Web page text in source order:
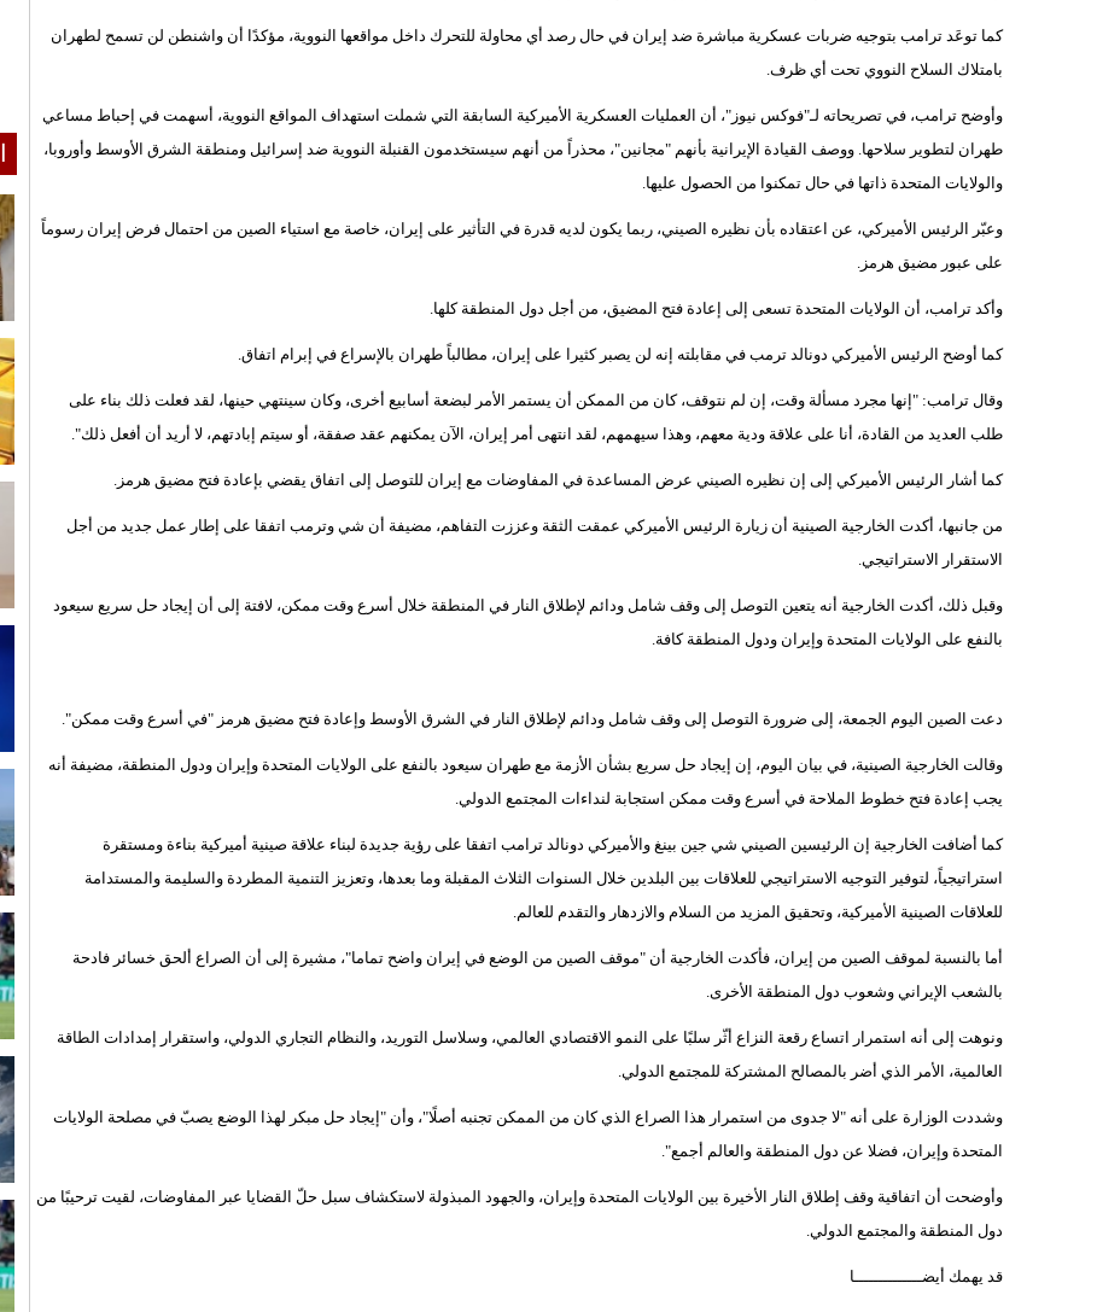
كما توعَد ترامب بتوجيه ضربات عسكرية مباشرة ضد إيران في حال رصد أي محاولة للتحرك داخل مواقعها النووية، مؤكدًا أن واشنطن لن تسمح لطهران
بامتلاك السلاح النووي تحت أي ظرف.
وأوضح ترامب، في تصريحاته لـ"فوكس نيوز"، أن العمليات العسكرية الأميركية السابقة التي شملت استهداف المواقع النووية، أسهمت في إحباط مساعي
طهران لتطوير سلاحها. ووصف القيادة الإيرانية بأنهم "مجانين"، محذراً من أنهم سيستخدمون القنبلة النووية ضد إسرائيل ومنطقة الشرق الأوسط وأوروبا،
والولايات المتحدة ذاتها في حال تمكنوا من الحصول عليها.
وعبّر الرئيس الأميركي، عن اعتقاده بأن نظيره الصيني، ربما يكون لديه قدرة في التأثير على إيران، خاصة مع استياء الصين من احتمال فرض إيران رسوماً
على عبور مضيق هرمز.
وأكد ترامب، أن الولايات المتحدة تسعى إلى إعادة فتح المضيق، من أجل دول المنطقة كلها.
كما أوضح الرئيس الأميركي دونالد ترمب في مقابلته إنه لن يصبر كثيرا على إيران، مطالباً طهران بالإسراع في إبرام اتفاق.
وقال ترامب: "إنها مجرد مسألة وقت، إن لم نتوقف، كان من الممكن أن يستمر الأمر لبضعة أسابيع أخرى، وكان سينتهي حينها، لقد فعلت ذلك بناء على
طلب العديد من القادة، أنا على علاقة ودية معهم، وهذا سيهمهم، لقد انتهى أمر إيران، الآن يمكنهم عقد صفقة، أو سيتم إبادتهم، لا أريد أن أفعل ذلك".
كما أشار الرئيس الأميركي إلى إن نظيره الصيني عرض المساعدة في المفاوضات مع إيران للتوصل إلى اتفاق يقضي بإعادة فتح مضيق هرمز.
من جانبها، أكدت الخارجية الصينية أن زيارة الرئيس الأميركي عمقت الثقة وعززت التفاهم، مضيفة أن شي وترمب اتفقا على إطار عمل جديد من أجل
الاستقرار الاستراتيجي.
وقبل ذلك، أكدت الخارجية أنه يتعين التوصل إلى وقف شامل ودائم لإطلاق النار في المنطقة خلال أسرع وقت ممكن، لافتة إلى أن إيجاد حل سريع سيعود
بالنفع على الولايات المتحدة وإيران ودول المنطقة كافة.
دعت الصين اليوم الجمعة، إلى ضرورة التوصل إلى وقف شامل ودائم لإطلاق النار في الشرق الأوسط وإعادة فتح مضيق هرمز "في أسرع وقت ممكن".
وقالت الخارجية الصينية، في بيان اليوم، إن إيجاد حل سريع بشأن الأزمة مع طهران سيعود بالنفع على الولايات المتحدة وإيران ودول المنطقة، مضيفة أنه
يجب إعادة فتح خطوط الملاحة في أسرع وقت ممكن استجابة لنداءات المجتمع الدولي.
كما أضافت الخارجية إن الرئيسين الصيني شي جين بينغ والأميركي دونالد ترامب اتفقا على رؤية جديدة لبناء علاقة صينية أميركية بناءة ومستقرة
استراتيجياً، لتوفير التوجيه الاستراتيجي للعلاقات بين البلدين خلال السنوات الثلاث المقبلة وما بعدها، وتعزيز التنمية المطردة والسليمة والمستدامة
للعلاقات الصينية الأميركية، وتحقيق المزيد من السلام والازدهار والتقدم للعالم.
أما بالنسبة لموقف الصين من إيران، فأكدت الخارجية أن "موقف الصين من الوضع في إيران واضح تماما"، مشيرة إلى أن الصراع ألحق خسائر فادحة
بالشعب الإيراني وشعوب دول المنطقة الأخرى.
ونوهت إلى أنه استمرار اتساع رقعة النزاع أثّر سلبًا على النمو الاقتصادي العالمي، وسلاسل التوريد، والنظام التجاري الدولي، واستقرار إمدادات الطاقة
العالمية، الأمر الذي أضر بالمصالح المشتركة للمجتمع الدولي.
وشددت الوزارة على أنه "لا جدوى من استمرار هذا الصراع الذي كان من الممكن تجنبه أصلًا"، وأن "إيجاد حل مبكر لهذا الوضع يصبّ في مصلحة الولايات
المتحدة وإيران، فضلا عن دول المنطقة والعالم أجمع".
وأوضحت أن اتفاقية وقف إطلاق النار الأخيرة بين الولايات المتحدة وإيران، والجهود المبذولة لاستكشاف سبل حلّ القضايا عبر المفاوضات، لقيت ترحيبًا من
دول المنطقة والمجتمع الدولي.
قد يهمك أيضــــــــــــــا